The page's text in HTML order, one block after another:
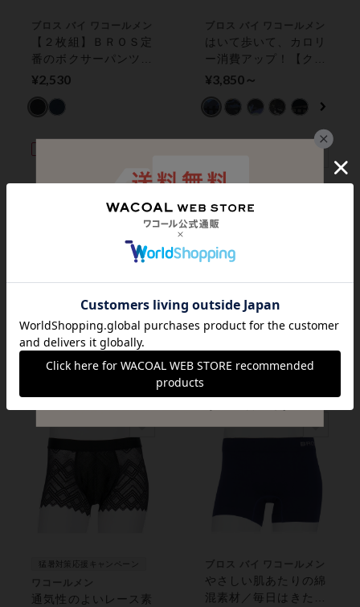
ブロス バイ ワコールメン
【２枚組】ＢＲＯＳ定
番のボクサーパンツ２
枚セット ボクサーパ
¥2,530
ブロス バイ ワコールメン
はいて歩いて、カロリ
ー消費アップ！【クロ
スウォーカー】 ボク
¥3,850～
ＭＯＯＭＩＮ × ｕ
ｎｅ ｎａｎａ ｃｏ
ｏｌ メンズボクサー
パンツ
¥2,860
動きにフィットしてズ
レにくいべーシックな
ンツ メンズボクサー
¥3,630～
猛暑対策応援キャンペーン
ワコールメン
通気性のよいレース素
ブロス バイ ワコールメン
やさしい肌あたりの綿
混素材／毎日はきたく